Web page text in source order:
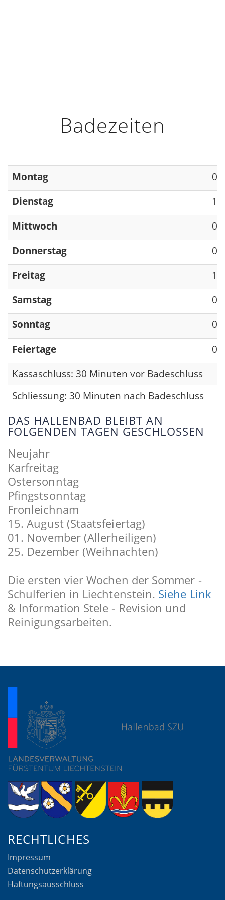
Badezeiten
Montag
Dienstag
Mittwoch
Donnerstag
Freitag
Samstag
Sonntag
Feiertage
Kassaschluss: 30 Minuten vor Badeschluss
Schliessung: 30 Minuten nach Badeschluss
DAS HALLENBAD BLEIBT AN
FOLGENDEN TAGEN GESCHLOSSEN
Neujahr
Karfreitag
Ostersonntag
Pfingstsonntag
Fronleichnam
15. August (Staatsfeiertag)
01. November (Allerheiligen)
25. Dezember (Weihnachten)
Die ersten vier Wochen der Sommer -
Schulferien in Liechtenstein. Siehe Link
& Information Stele - Revision und
Reinigungsarbeiten.
RECHTLICHES
Impressum
Datenschutzerklärung
Haftungsausschluss